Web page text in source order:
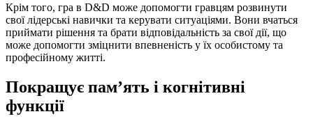
Крім того, гра в D&D може допомогти гравцям розвинути
свої лідерські навички та керувати ситуаціями. Вони вчаться
приймати рішення та брати відповідальність за свої дії, що
може допомогти зміцнити впевненість у їх особистому та
професійному житті.
Покращує пам’ять і когнітивні
функції